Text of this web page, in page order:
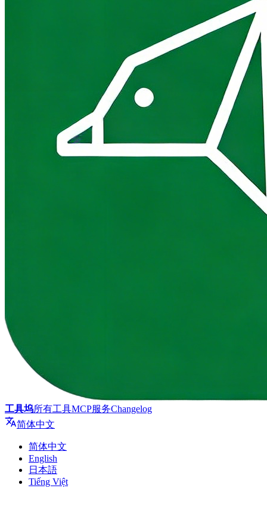
工具坞所有工具MCP服务Changelog
简体中文
简体中文
English
日本語
Tiếng Việt